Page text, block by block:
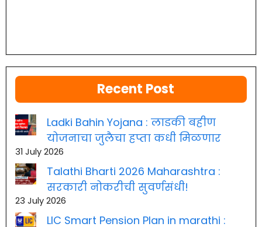
Recent Post
Ladki Bahin Yojana : लाडकी बहीण
योजनाचा जुलैचा हप्ता कधी मिळणार
31 July 2026
Talathi Bharti 2026 Maharashtra :
सरकारी नोकरीची सुवर्णसंधी!
23 July 2026
LIC Smart Pension Plan in marathi :